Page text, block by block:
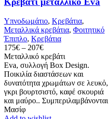
Υπνοδωμάτιο, Κρεβάτια,
Mεταλλικά κρεβάτια, Φοιτητικό
Έπιπλο, Κρεβάτια
175€ – 207€Price
range:
175€
through
207€
Μεταλλικό κρεβάτι
Eva, συλλογή Box Design.
Ποικιλία διαστάσεων και
δυνατότητα χρωμάτων σε λευκὀ,
γκρι βουρτσιστό, καφέ σκουριά
και μαύρο.. Συμπεριλαμβάνονται
Μασίφ